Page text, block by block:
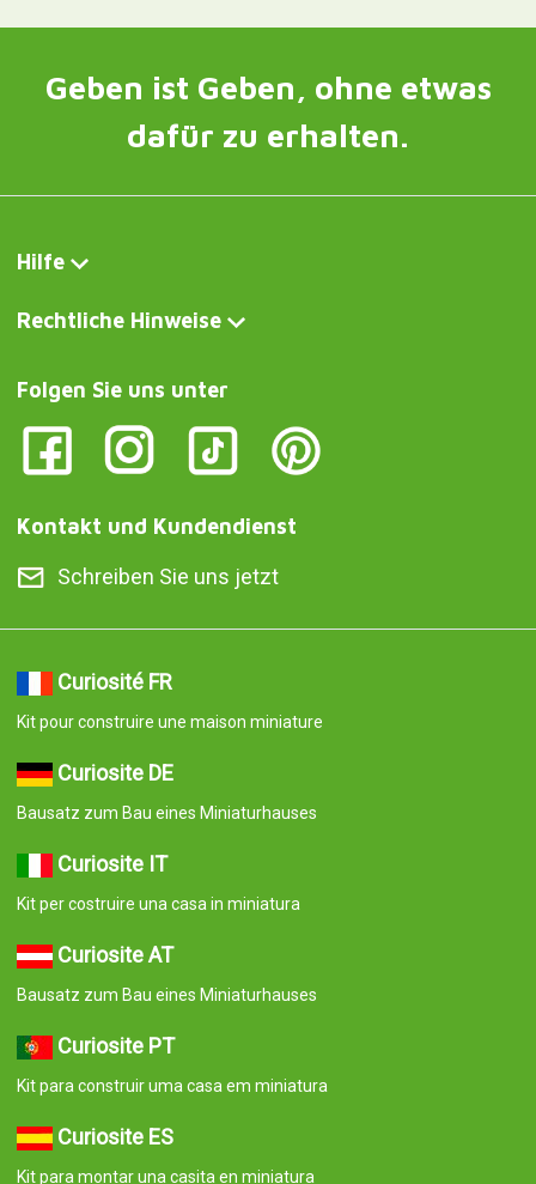
Geben ist Geben, ohne etwas
dafür zu erhalten.
Hilfe
Rechtliche Hinweise
Folgen Sie uns unter
Kontakt und Kundendienst
Schreiben Sie uns jetzt
Curiosité FR
Kit pour construire une maison miniature
Curiosite DE
Bausatz zum Bau eines Miniaturhauses
Curiosite IT
Kit per costruire una casa in miniatura
Curiosite AT
Bausatz zum Bau eines Miniaturhauses
Curiosite PT
Kit para construir uma casa em miniatura
Curiosite ES
Kit para montar una casita en miniatura